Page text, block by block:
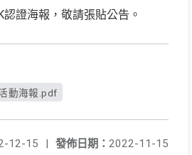
證海報，敬請張貼公告。
動海報.pdf
發佈日期： 2022-11-15
12-15
|